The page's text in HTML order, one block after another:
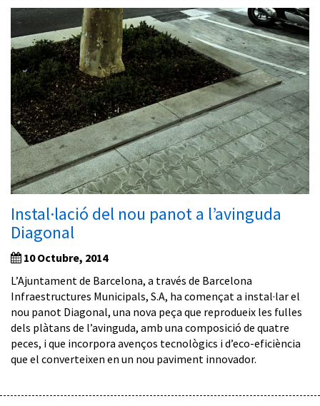
Instal·lació del nou panot a l’avinguda
Diagonal
10 Octubre, 2014
L’Ajuntament de Barcelona, a través de Barcelona
Infraestructures Municipals, S.A, ha començat a instal·lar el
nou panot Diagonal, una nova peça que reprodueix les fulles
dels plàtans de l’avinguda, amb una composició de quatre
peces, i que incorpora avenços tecnològics i d’eco-eficiència
que el converteixen en un nou paviment innovador.